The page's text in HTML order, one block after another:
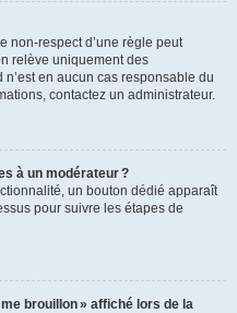
non-respect d’une règle peut
relève uniquement des
en aucun cas responsable du
contactez un administrateur.
à un modérateur ?
un bouton dédié apparaît
pour suivre les étapes de
brouillon » affiché lors de la